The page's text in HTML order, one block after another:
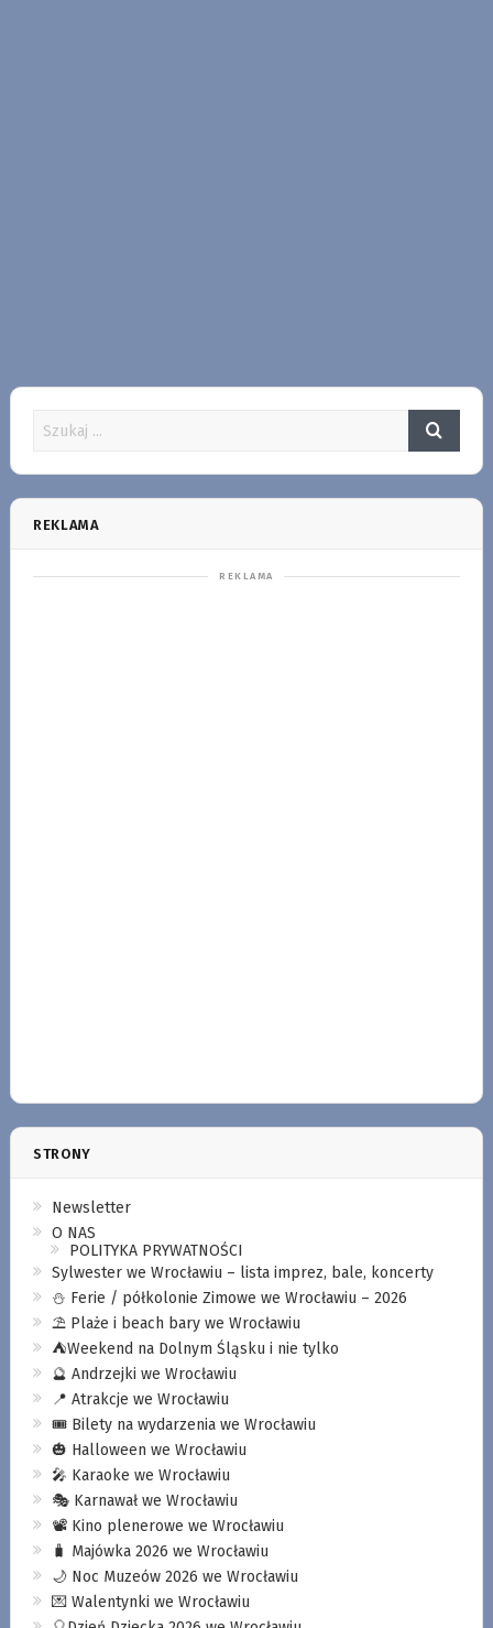
REKLAMA
STRONY
Newsletter
O NAS
POLITYKA PRYWATNOŚCI
Sylwester we Wrocławiu – lista imprez, bale, koncerty
⛄️ Ferie / półkolonie Zimowe we Wrocławiu – 2026
⛱️ Plaże i beach bary we Wrocławiu
⛺️Weekend na Dolnym Śląsku i nie tylko
🔮 Andrzejki we Wrocławiu
📍 Atrakcje we Wrocławiu
🎟️ Bilety na wydarzenia we Wrocławiu
🎃 Halloween we Wrocławiu
🎤 Karaoke we Wrocławiu
🎭 Karnawał we Wrocławiu
📽️ Kino plenerowe we Wrocławiu
🧳 Majówka 2026 we Wrocławiu
🌙 Noc Muzeów 2026 we Wrocławiu
💌 Walentynki we Wrocławiu